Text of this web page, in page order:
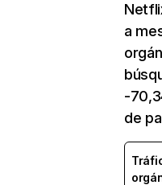
a
-
de